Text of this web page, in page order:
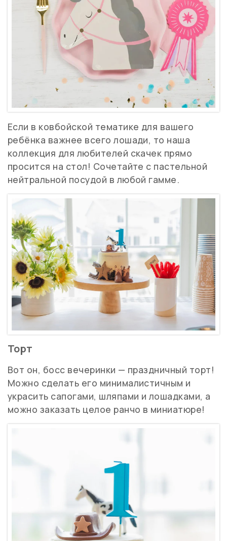
Если в ковбойской тематике для вашего
ребёнка важнее всего лошади, то наша
коллекция для любителей скачек прямо
просится на стол! Сочетайте с пастельной
нейтральной посудой в любой гамме.
Торт
Вот он, босс вечеринки — праздничный торт!
Можно сделать его минималистичным и
украсить сапогами, шляпами и лошадками, а
можно заказать целое ранчо в миниатюре!